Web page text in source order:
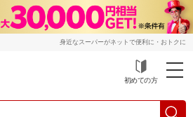
身近なスーパーがネットで便利に・おトクに
初めての方